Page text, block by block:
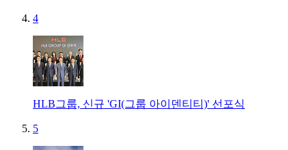
4
HLB그룹, 신규 'GI(그룹 아이덴티티)' 선포식
5